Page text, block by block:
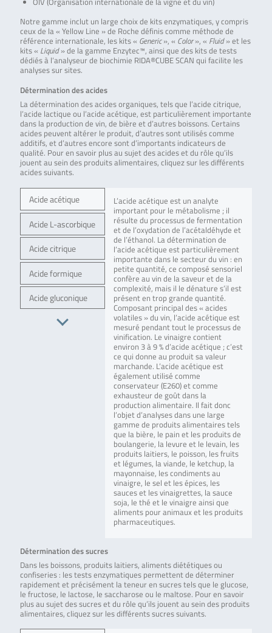
Notre gamme inclut un large choix de kits enzymatiques, y compris
ceux de la « Yellow Line » de Roche définis comme méthode de
référence internationale, les kits « Generic», « Color», « Fluid» et les
kits « Liquid» de la gamme Enzytec™, ainsi que des kits de tests
dédiés à l’analyseur de biochimie RIDA®CUBE SCAN qui facilite les
analyses sur sites.
Détermination des acides
La détermination des acides organiques, tels que l’acide citrique,
l’acide lactique ou l’acide acétique, est particulièrement importante
dans la production de vin, de bière et d’autres boissons. Certains
acides peuvent altérer le produit, d’autres sont utilisés comme
additifs, et d’autres encore sont d’importants indicateurs de
qualité. Pour en savoir plus au sujet des acides et du rôle qu’ils
jouent au sein des produits alimentaires, cliquez sur les différents
acides suivants.
Acide acétique
Acide L-ascorbique
Acide citrique
Acide formique
Acide gluconique
L’acide acétique est un analyte
important pour le métabolisme ; il
résulte du processus de fermentation
et de l’oxydation de l’acétaldéhyde et
de l’éthanol. La détermination de
l’acide acétique est particulièrement
importante dans le secteur du vin : en
petite quantité, ce composé sensoriel
confère au vin de la saveur et de la
complexité, mais il le dénature s’il est
présent en trop grande quantité.
Composant principal des « acides
volatiles » du vin, l’acide acétique est
mesuré pendant tout le processus de
vinification. Le vinaigre contient
environ 3 à 9 % d’acide acétique ; c’est
ce qui donne au produit sa valeur
marchande. L’acide acétique est
également utilisé comme
conservateur (E260) et comme
exhausteur de goût dans la
production alimentaire. Il fait donc
l’objet d’analyses dans une large
gamme de produits alimentaires tels
que la bière, le pain et les produits de
boulangerie, la levure et le levain, les
produits laitiers, le poisson, les fruits
et légumes, la viande, le ketchup, la
mayonnaise, les condiments au
vinaigre, le sel et les épices, les
sauces et les vinaigrettes, la sauce
soja, le thé et le vinaigre ainsi que
aliments pour animaux et les produits
pharmaceutiques.
Détermination des sucres
Dans les boissons, produits laitiers, aliments diététiques ou
confiseries : les tests enzymatiques permettent de déterminer
rapidement et précisément la teneur en sucres tels que le glucose,
le fructose, le lactose, le saccharose ou le maltose. Pour en savoir
plus au sujet des sucres et du rôle qu’ils jouent au sein des produits
alimentaires, cliquez sur les différents sucres suivants.